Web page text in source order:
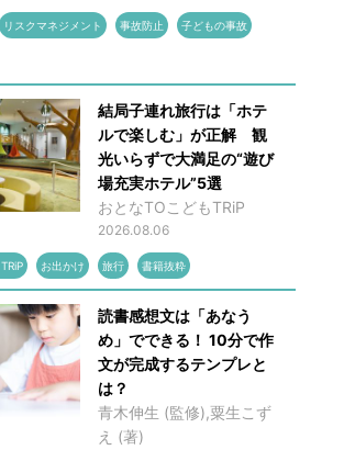
リスクマネジメント 事故防止 子どもの事故
結局子連れ旅行は「ホテ
ルで楽しむ」が正解 観
光いらずで大満足の“遊び
場充実ホテル”5選
おとなTOこどもTRiP
2026.08.06
お出かけ 旅行 書籍抜粋
読書感想文は「あなう
め」でできる！ 10分で作
文が完成するテンプレと
は？
青木伸生 (監修),粟生こず
え (著)